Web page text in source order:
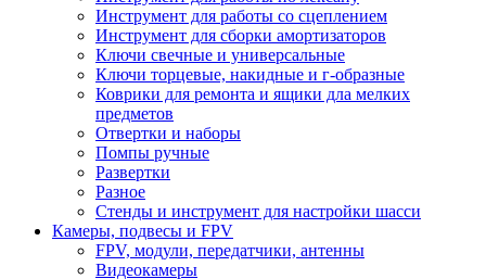
Инструмент для работы со сцеплением
Инструмент для сборки амортизаторов
Ключи свечные и универсальные
Ключи торцевые, накидные и г-образные
Коврики для ремонта и ящики дла мелких
предметов
Отвертки и наборы
Помпы ручные
Развертки
Разное
Стенды и инструмент для настройки шасси
Камеры, подвесы и FPV
FPV, модули, передатчики, антенны
Видеокамеры